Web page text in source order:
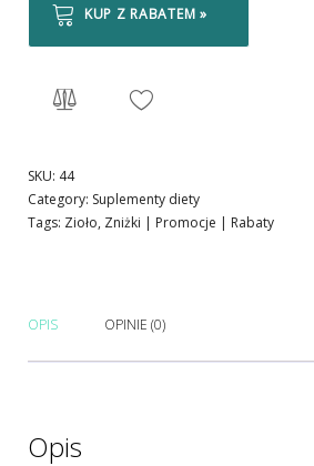
KUP Z RABATEM »
SKU: 44
Category: Suplementy diety
Tags: Zioło, Zniżki | Promocje | Rabaty
OPIS OPINIE (0)
Opis